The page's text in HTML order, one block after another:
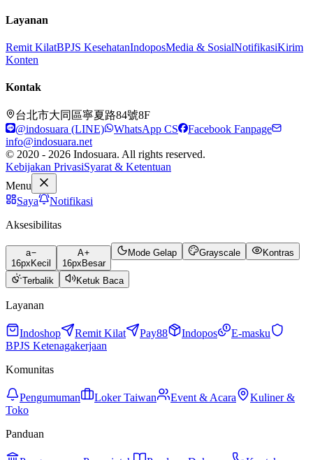
Layanan
Remit KilatBPJS KesehatanIndoposMedia & SosialNotifikasiKirim
Konten
Kontak
台北市大同區寧夏路84號8F
@indosuara (LINE)
WhatsApp CS
Facebook Fanpage
info@indosuara.net
© 2020 - 2026 Indosuara. All rights reserved.
Kebijakan PrivasiSyarat & Ketentuan
Menu
Saya
Notifikasi
Aksesibilitas
a
16px Kecil
A
16px Besar
Mode Gelap Grayscale Kontras
Terbalik Ketuk Baca
Layanan
Indoshop Remit Kilat Pay88 Indopos
E-masku
BPJS Ketenagakerjaan
Komunitas
Pengumuman Loker Taiwan Event & Acara
Kuliner &
Toko
Panduan